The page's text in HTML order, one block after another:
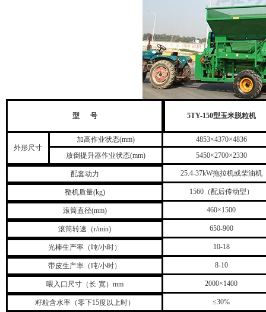
型 号 5TY-150型玉米脱粒机
外形尺寸
加高作业状态(mm)
4853×4370×4836
放倒提升器作业状态(mm)
5450×2700×2330
配套动力 25.4-37kW拖拉机或柴油机
整机质量(kg) 1560（配后传动型）
滚筒直径(mm) 460×1500
滚筒转速（r/min) 650-900
光棒生产率（吨/小时） 10-18
带皮生产率（吨/小时） 8-10
喂入口尺寸（长·宽）mm 2000×1400
籽粒含水率（零下15度以上时） ≤30%